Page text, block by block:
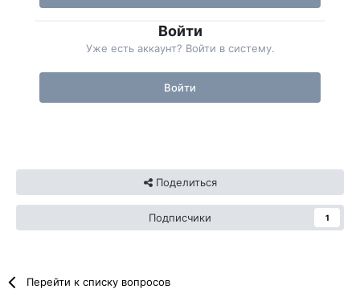
Войти
Уже есть аккаунт? Войти в систему.
Войти
Поделиться
Подписчики 1
Перейти к списку вопросов